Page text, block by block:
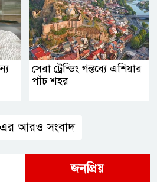
সেরা ট্রেন্ডিং গন্তব্যে এশিয়ার
পাঁচ শহর
এর আরও সংবাদ
জনপ্রিয়